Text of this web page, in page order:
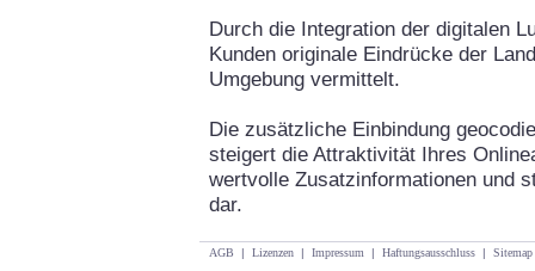
Durch die Integration der digitalen
Kunden originale Eindrücke der
Umgebung vermittelt.
Die zusätzliche Einbindung
steigert die Attraktivität Ihres
wertvolle Zusatzinformationen und
dar.
AGB | Lizenzen | Impressum | Haftungsausschluss | Sitemap